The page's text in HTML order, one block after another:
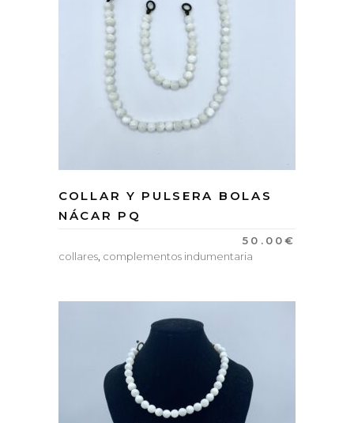
COLLAR Y PULSERA BOLAS
NÁCAR PQ
50.00€
collares, complementos indumentaria